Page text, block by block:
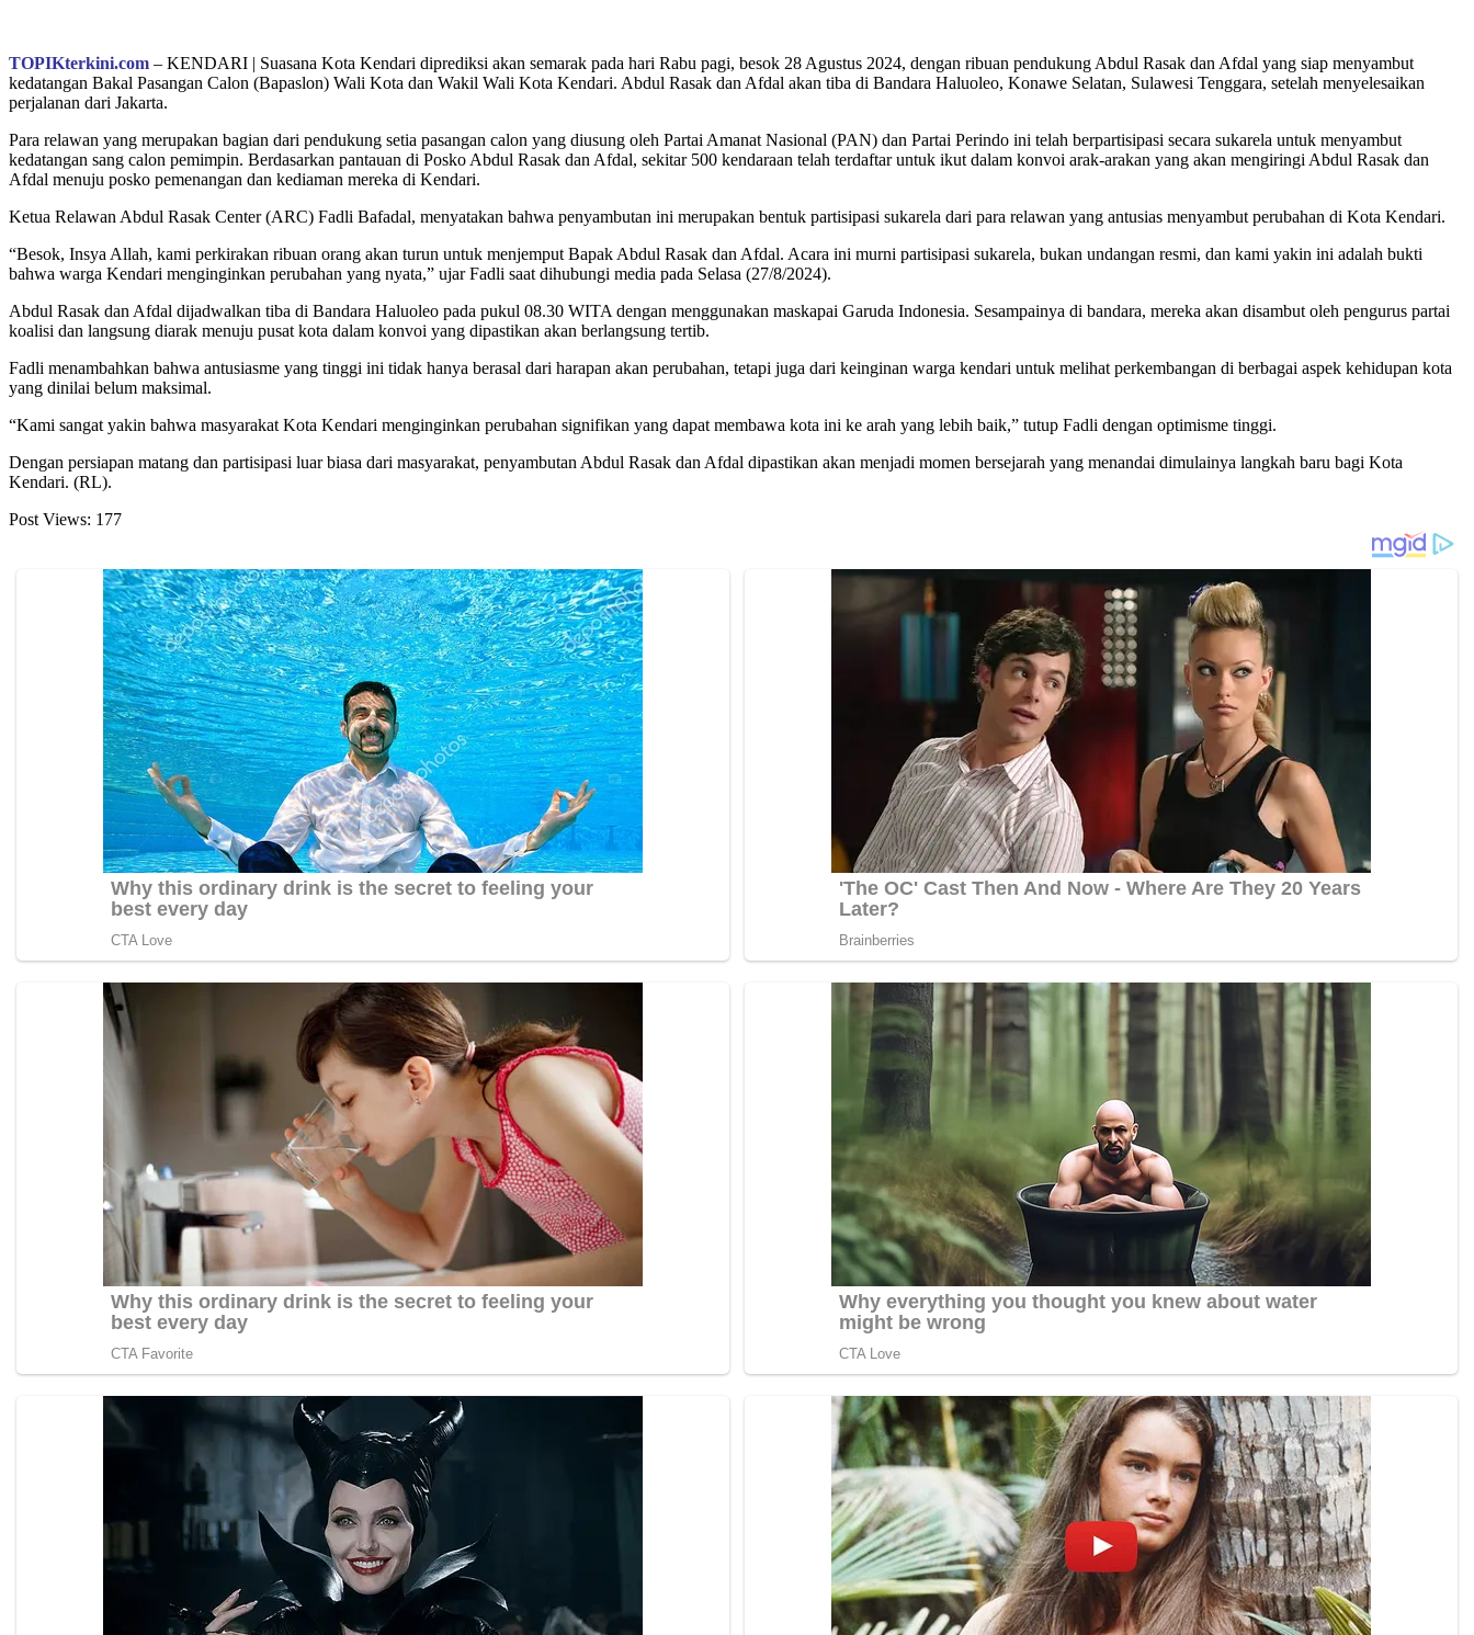
TOPIKterkini.com – KENDARI | Suasana Kota Kendari diprediksi akan semarak pada hari Rabu pagi, besok 28 Agustus 2024, dengan ribuan pendukung Abdul Rasak dan Afdal yang siap menyambut
kedatangan Bakal Pasangan Calon (Bapaslon) Wali Kota dan Wakil Wali Kota Kendari. Abdul Rasak dan Afdal akan tiba di Bandara Haluoleo, Konawe Selatan, Sulawesi Tenggara, setelah menyelesaikan
perjalanan dari Jakarta.
Para relawan yang merupakan bagian dari pendukung setia pasangan calon yang diusung oleh Partai Amanat Nasional (PAN) dan Partai Perindo ini telah berpartisipasi secara sukarela untuk menyambut
kedatangan sang calon pemimpin. Berdasarkan pantauan di Posko Abdul Rasak dan Afdal, sekitar 500 kendaraan telah terdaftar untuk ikut dalam konvoi arak-arakan yang akan mengiringi Abdul Rasak dan
Afdal menuju posko pemenangan dan kediaman mereka di Kendari.
Ketua Relawan Abdul Rasak Center (ARC) Fadli Bafadal, menyatakan bahwa penyambutan ini merupakan bentuk partisipasi sukarela dari para relawan yang antusias menyambut perubahan di Kota Kendari.
“Besok, Insya Allah, kami perkirakan ribuan orang akan turun untuk menjemput Bapak Abdul Rasak dan Afdal. Acara ini murni partisipasi sukarela, bukan undangan resmi, dan kami yakin ini adalah bukti
bahwa warga Kendari menginginkan perubahan yang nyata,” ujar Fadli saat dihubungi media pada Selasa (27/8/2024).
Abdul Rasak dan Afdal dijadwalkan tiba di Bandara Haluoleo pada pukul 08.30 WITA dengan menggunakan maskapai Garuda Indonesia. Sesampainya di bandara, mereka akan disambut oleh pengurus partai
koalisi dan langsung diarak menuju pusat kota dalam konvoi yang dipastikan akan berlangsung tertib.
Fadli menambahkan bahwa antusiasme yang tinggi ini tidak hanya berasal dari harapan akan perubahan, tetapi juga dari keinginan warga kendari untuk melihat perkembangan di berbagai aspek kehidupan kota
yang dinilai belum maksimal.
“Kami sangat yakin bahwa masyarakat Kota Kendari menginginkan perubahan signifikan yang dapat membawa kota ini ke arah yang lebih baik,” tutup Fadli dengan optimisme tinggi.
Dengan persiapan matang dan partisipasi luar biasa dari masyarakat, penyambutan Abdul Rasak dan Afdal dipastikan akan menjadi momen bersejarah yang menandai dimulainya langkah baru bagi Kota
Kendari. (RL).
Post Views: 177